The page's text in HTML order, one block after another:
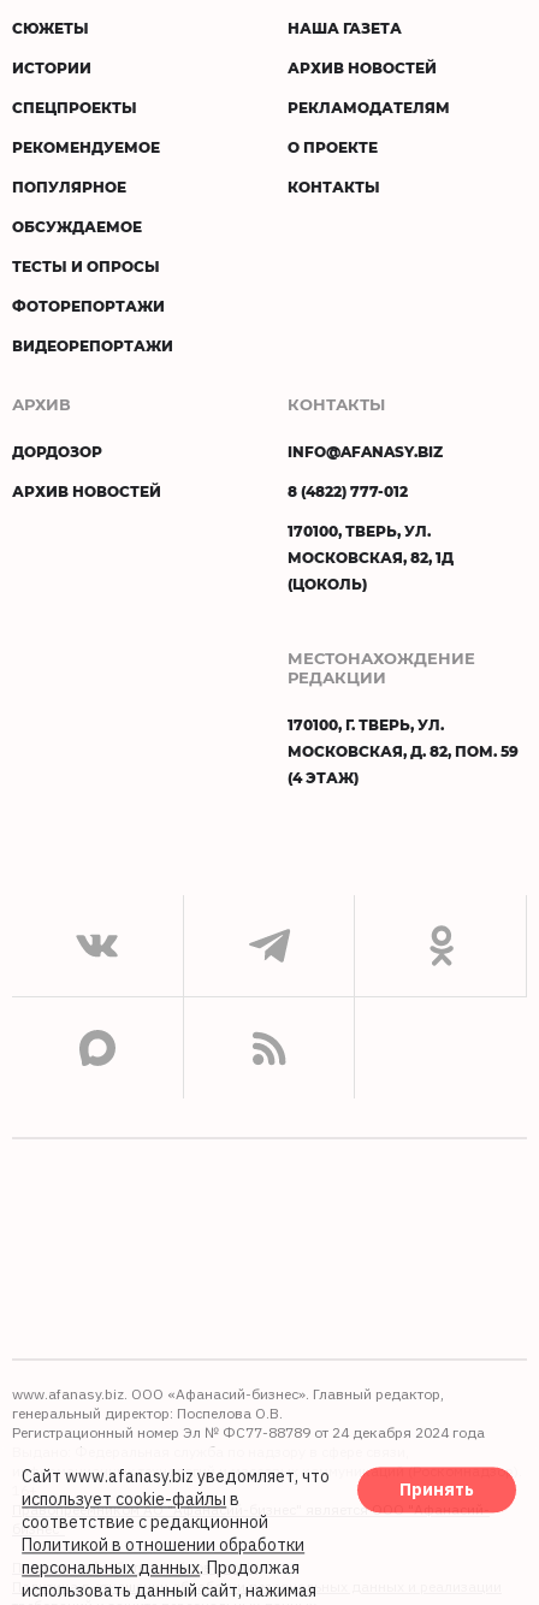
СЮЖЕТЫ
ИСТОРИИ
СПЕЦПРОЕКТЫ
РЕКОМЕНДУЕМОЕ
ПОПУЛЯРНОЕ
ОБСУЖДАЕМОЕ
ТЕСТЫ И ОПРОСЫ
ФОТОРЕПОРТАЖИ
ВИДЕОРЕПОРТАЖИ
НАША ГАЗЕТА
АРХИВ НОВОСТЕЙ
РЕКЛАМОДАТЕЛЯМ
О ПРОЕКТЕ
КОНТАКТЫ
АРХИВ
ДОРДОЗОР
АРХИВ НОВОСТЕЙ
КОНТАКТЫ
INFO@AFANASY.BIZ
8 (4822) 777-012
170100, ТВЕРЬ, УЛ.
МОСКОВСКАЯ, 82, 1Д
(ЦОКОЛЬ)
МЕСТОНАХОЖДЕНИЕ
РЕДАКЦИИ
170100, Г. ТВЕРЬ, УЛ.
МОСКОВСКАЯ, Д. 82, ПОМ. 59
(4 ЭТАЖ)
www.afanasy.biz. ООО «Афанасий-бизнес». Главный редактор,
генеральный директор: Поспелова О.В.
Регистрационный номер Эл № ФС77-88789 от 24 декабря 2024 года
Выдано: Федеральная служба по надзору в сфере связи,
информационных технологий и массовых коммуникаций (Роскомнадзор).
Правопреемником АО "Афанасий-бизнес" является ООО "Афанасий-
бизнес"
Политика обработки файлов cookie
Политика в отношении обработки персональных данных и реализации
Сайт www.afanasy.biz уведомляет, что
использует cookie-файлы в
соответствие с редакционной
Политикой в отношении обработки
персональных данных. Продолжая
использовать данный сайт, нажимая
Принять